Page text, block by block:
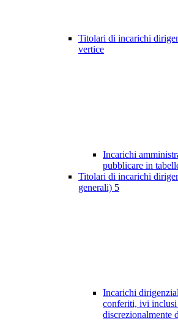
Titolari di incarichi
vertice
Incarichi
pubblicare in
Titolari di incarichi
generali) 5
Incarichi
conferiti, ivi
discrezionalmente